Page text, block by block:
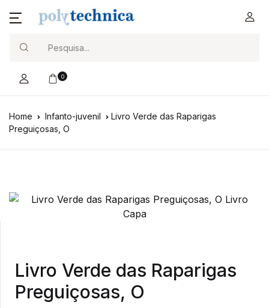
0
Home Infanto-juvenil
Livro Verde das Raparigas
Preguiçosas, O
Livro Verde das Raparigas
Preguiçosas, O